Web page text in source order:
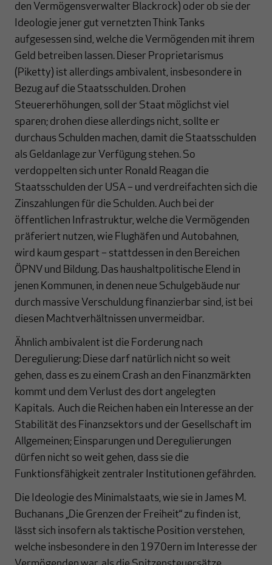
den Vermögensverwalter Blackrock) oder ob sie der
Ideologie jener gut vernetzten Think Tanks
aufgesessen sind, welche die Vermögenden mit ihrem
Geld betreiben lassen. Dieser Proprietarismus
(Piketty) ist allerdings ambivalent, insbesondere in
Bezug auf die Staatsschulden. Drohen
Steuererhöhungen, soll der Staat möglichst viel
sparen; drohen diese allerdings nicht, sollte er
durchaus Schulden machen, damit die Staatsschulden
als Geldanlage zur Verfügung stehen. So
verdoppelten sich unter Ronald Reagan die
Staatsschulden der USA – und verdreifachten sich die
Zinszahlungen für die Schulden. Auch bei der
öffentlichen Infrastruktur, welche die Vermögenden
präferiert nutzen, wie Flughäfen und Autobahnen,
wird kaum gespart – stattdessen in den Bereichen
ÖPNV und Bildung. Das haushaltpolitische Elend in
jenen Kommunen, in denen neue Schulgebäude nur
durch massive Verschuldung finanzierbar sind, ist bei
diesen Machtverhältnissen unvermeidbar.
Ähnlich ambivalent ist die Forderung nach
Deregulierung: Diese darf natürlich nicht so weit
gehen, dass es zu einem Crash an den Finanzmärkten
kommt und dem Verlust des dort angelegten
Kapitals. Auch die Reichen haben ein Interesse an der
Stabilität des Finanzsektors und der Gesellschaft im
Allgemeinen; Einsparungen und Deregulierungen
dürfen nicht so weit gehen, dass sie die
Funktionsfähigkeit zentraler Institutionen gefährden.
Die Ideologie des Minimalstaats, wie sie in James M.
Buchanans „Die Grenzen der Freiheit“ zu finden ist,
lässt sich insofern als taktische Position verstehen,
welche insbesondere in den 1970ern im Interesse der